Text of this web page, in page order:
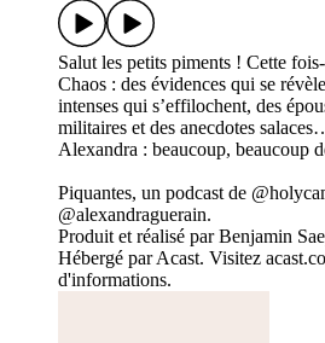
Salut les petits piments ! Cette
Chaos : des évidences qui se
intenses qui s’effilochent, des
militaires et des anecdotes
Alexandra : beaucoup, beaucoup
Piquantes, un podcast de
@alexandraguerain.
Produit et réalisé par Benjamin
Hébergé par Acast. Visitez
d'informations.